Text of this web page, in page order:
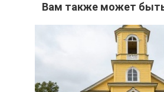
Вам также может